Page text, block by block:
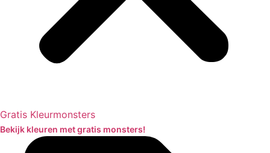
Gratis Kleurmonsters
Bekijk kleuren met gratis monsters!